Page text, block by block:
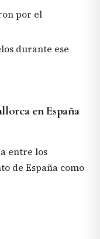
por el
durante ese
en España
entre los
de España como